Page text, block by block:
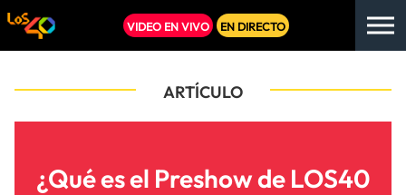
VIDEO EN VIVO EN DIRECTO
ARTÍCULO
¿Qué es el Preshow de LOS40